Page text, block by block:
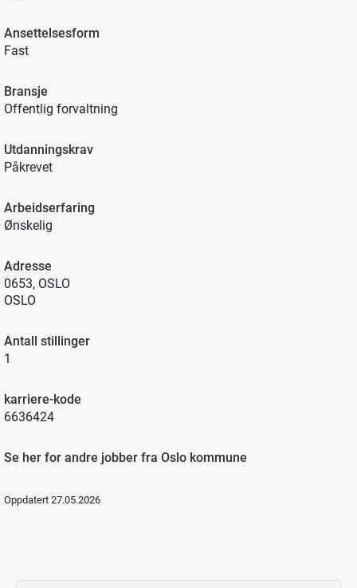
Ansettelsesform
Fast
Bransje
Offentlig forvaltning
Utdanningskrav
Påkrevet
Arbeidserfaring
Ønskelig
Adresse
0653, OSLO
OSLO
Antall stillinger
1
karriere-kode
6636424
Se her for andre jobber fra Oslo kommune
Oppdatert 27.05.2026